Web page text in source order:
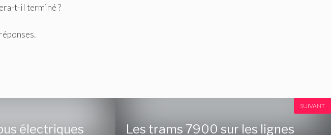
t-il terminé ?
électriques
Les trams 7900 sur les lignes
SUIVANT